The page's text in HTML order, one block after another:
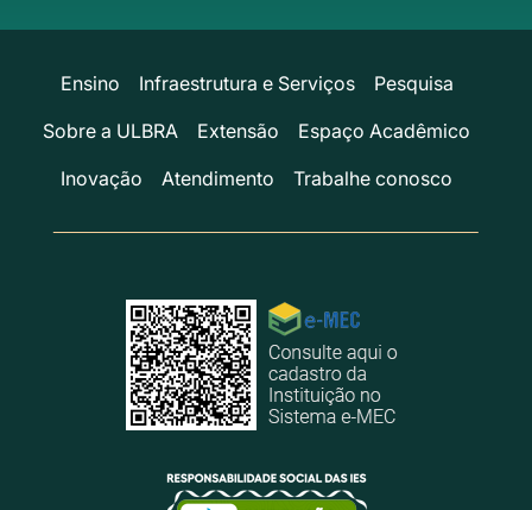
Ensino Infraestrutura e Serviços
Pesquisa
Sobre a ULBRA
Extensão
Espaço Acadêmico
Inovação
Atendimento Trabalhe conosco